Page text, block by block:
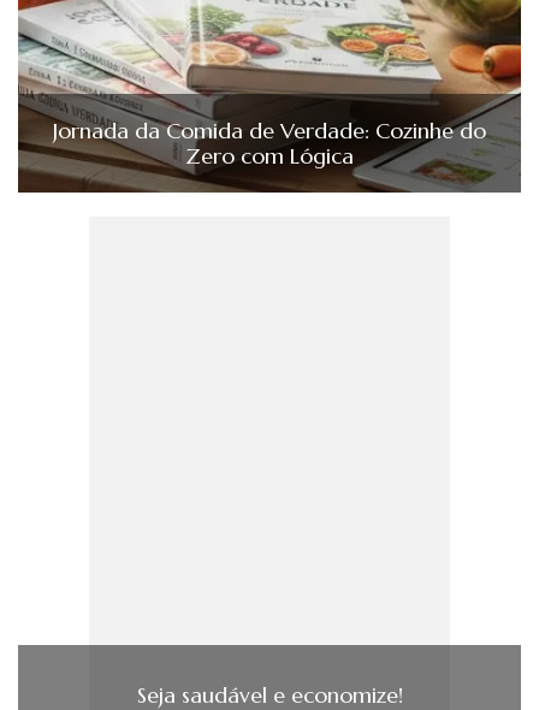
Jornada da Comida de Verdade: Cozinhe do
Zero com Lógica
Seja saudável e economize!